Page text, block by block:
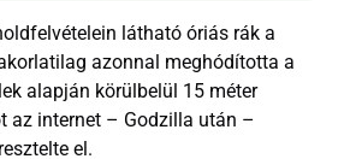
látható óriás rák a
azonnal meghódította a
alapján körülbelül 15 méter
az internet – Godzilla után –
el.